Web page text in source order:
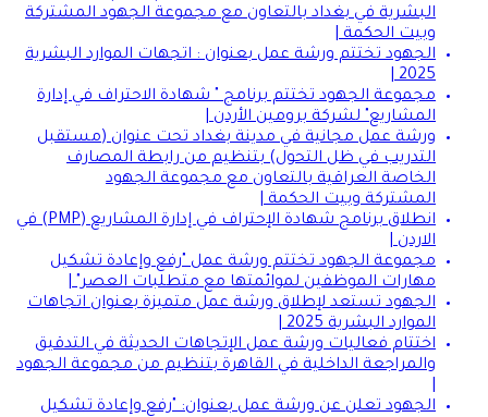
البشرية في بغداد بالتعاون مع مجموعة الجهود المشتركة
وبيت الحكمة |
الجهود تختتم ورشة عمل بعنوان : اتجهات الموارد البشرية
2025 |
مجموعة الجهود تختتم برنامج " شهادة الاحتراف في إدارة
المشاريع" لشركة برومين الأردن |
ورشة عمل مجانية في مدينة بغداد تحت عنوان (مستقبل
التدريب في ظل التحول) بتنظيم من رابطة المصارف
الخاصة العراقية بالتعاون مع مجموعة الجهود
المشتركة وبيت الحكمة |
انطلاق برنامج شهادة الإحتراف في إدارة المشاريع (PMP) في
الاردن |
مجموعة الجهود تختتم ورشة عمل "رفع وإعادة تشكيل
مهارات الموظفين لموائمتها مع متطلبات العصر" |
الجهود تستعد لإطلاق ورشة عمل متميزة بعنوان اتجاهات
الموارد البشرية 2025 |
اختتام فعاليات ورشة عمل الإتجاهات الحديثة في التدقيق
والمراجعة الداخلية في القاهرة بتنظيم من مجموعة الجهود
الجهود تعلن عن ورشة عمل بعنوان: "رفع وإعادة تشكيل